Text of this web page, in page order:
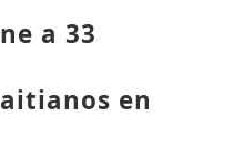
a 33
en